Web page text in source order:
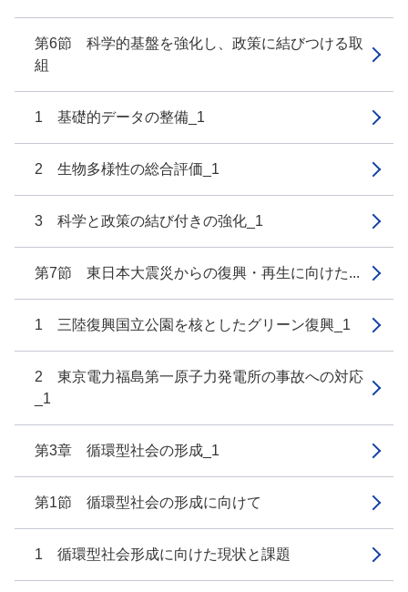
第6節 科学的基盤を強化し、政策に結びつける取
組
1 基礎的データの整備_1
2 生物多様性の総合評価_1
3 科学と政策の結び付きの強化_1
第7節 東日本大震災からの復興・再生に向けた...
1 三陸復興国立公園を核としたグリーン復興_1
2 東京電力福島第一原子力発電所の事故への対応
_1
第3章 循環型社会の形成_1
第1節 循環型社会の形成に向けて
1 循環型社会形成に向けた現状と課題